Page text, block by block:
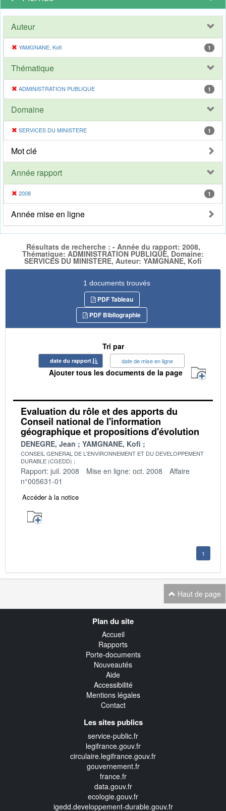
Auteur
YAMGNANE, Kofi 1
Thématique
ADMINISTRATION PUBLIQUE 1
Domaine
SERVICES DU MINISTERE 1
Mot clé
Année rapport
2008 1
Année mise en ligne
Résultats de recherche : - Année du rapport: 2008,
Thématique: ADMINISTRATION PUBLIQUE, Domaine:
SERVICES DU MINISTERE, Auteur: YAMGNANE, Kofi
1 documents trouvés
PDF Tableau
PDF Bibliographie
Tri par
date du rapport date de mise en ligne
Ajouter tous les documents de la page
Evaluation du rôle et des apports du
Conseil national de l'information
géographique et propositions d'évolution
DENEGRE, Jean YAMGNANE, Kofi
CONSEIL GENERAL DE L'ENVIRONNEMENT ET DU DEVELOPPEMENT
DURABLE (CGEDD)
Rapport: juil. 2008 Mise en ligne: oct. 2008
Affaire
n°005631-01
Accéder à la notice
1
Haut de page
Plan du site
Accueil
Rapports
Porte-documents
Nouveautés
Aide
Accessibilité
Mentions légales
Contact
Les sites publics
service-public.fr
legifrance.gouv.fr
circulaire.legifrance.gouv.fr
gouvernement.fr
france.fr
data.gouv.fr
ecologie.gouv.fr
igedd.developpement-durable.gouv.fr